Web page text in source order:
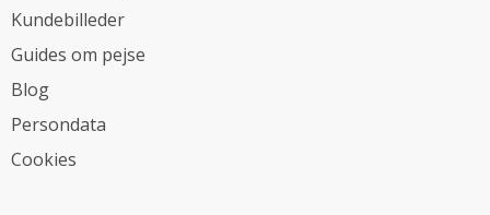
Kundebilleder
Guides om pejse
Blog
Persondata
Cookies